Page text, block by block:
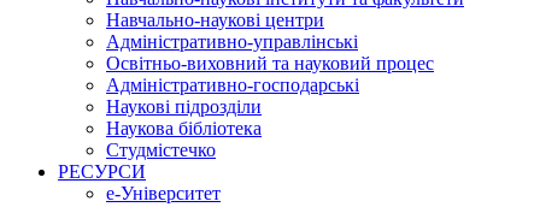
Навчально-наукові центри
Адміністративно-управлінські
Освітньо-виховний та науковий процес
Адміністративно-господарські
Наукові підрозділи
Наукова бібліотека
Студмістечко
РЕСУРСИ
е-Університет